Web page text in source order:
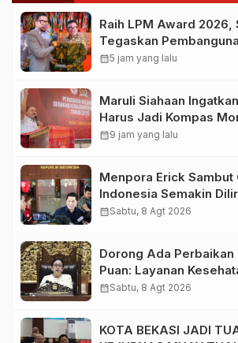
Raih LPM Award 2026,
Tegaskan
Kolaborasi Masyarakat
calendar_month5 jam yang lalu
Maruli Siahaan
Harus Jadi Kompas
calendar_month9 jam yang lalu
Menpora Erick Sambut
Indonesia Semakin
Destinasi Pramusim
calendar_monthSabtu, 8 Agt 2026
Dorong Ada
Puan: Layanan
Kehilangan Empati
calendar_monthSabtu, 8 Agt 2026
KOTA BEKASI JADI